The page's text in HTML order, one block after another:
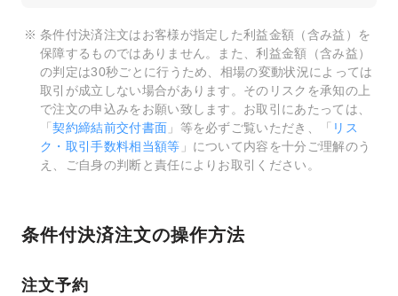
条件付決済注文はお客様が指定した利益金額（含み益）を
保障するものではありません。また、利益金額（含み益）
の判定は30秒ごとに行うため、相場の変動状況によっては
取引が成立しない場合があります。そのリスクを承知の上
で注文の申込みをお願い致します。お取引にあたっては、
「契約締結前交付書面 」等を必ずご覧いただき、「 リス
ク・取引手数料相当額等 」について内容を十分ご理解のう
え、ご自身の判断と責任によりお取引ください。
条件付決済注文の操作方法
注文予約